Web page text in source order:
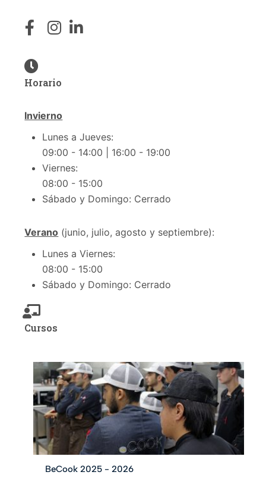
Horario
Invierno
Lunes a Jueves:
09:00 - 14:00 | 16:00 - 19:00
Viernes:
08:00 - 15:00
Sábado y Domingo: Cerrado
Verano (junio, julio, agosto y septiembre):
Lunes a Viernes:
08:00 - 15:00
Sábado y Domingo: Cerrado
Cursos
BeCook 2025 - 2026